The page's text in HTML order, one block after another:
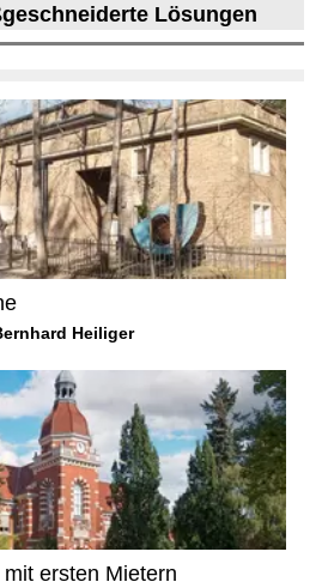
Lösungen
Heiliger
ersten Mietern